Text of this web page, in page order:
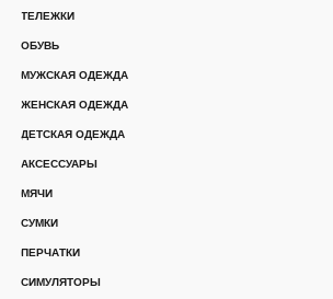
СУМКИ
ОБУВЬ
ПЕРЧАТКИ
ТЕЛЕЖКИ
МЯЧИ
СИМУЛЯТОРЫ
МУЖСКАЯ ОДЕЖДА
ЖЕНСКАЯ ОДЕЖДА
ДЕТСКАЯ ОДЕЖДА
АКСЕССУАРЫ